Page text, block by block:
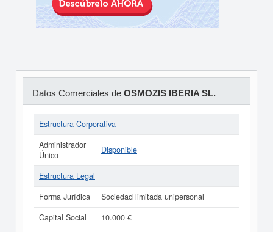
Datos Comerciales de OSMOZIS IBERIA SL.
Estructura Corporativa
Administrador
Único
Disponible
Estructura Legal
Forma Jurídica
Sociedad limitada unipersonal
Capital Social
10.000 €